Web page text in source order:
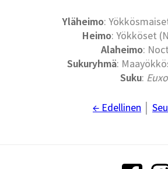
Yläheimo:
Heimo: Yökköset
Alaheimo:
Sukuryhmä:
Suku:
← Edellinen